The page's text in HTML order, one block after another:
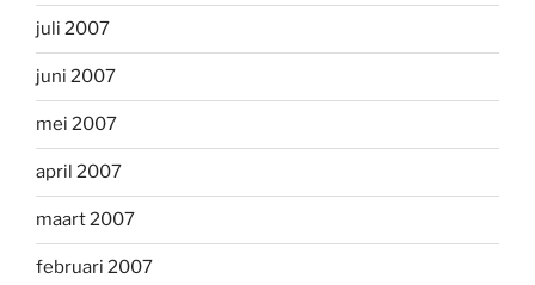
juli 2007
juni 2007
mei 2007
april 2007
maart 2007
februari 2007